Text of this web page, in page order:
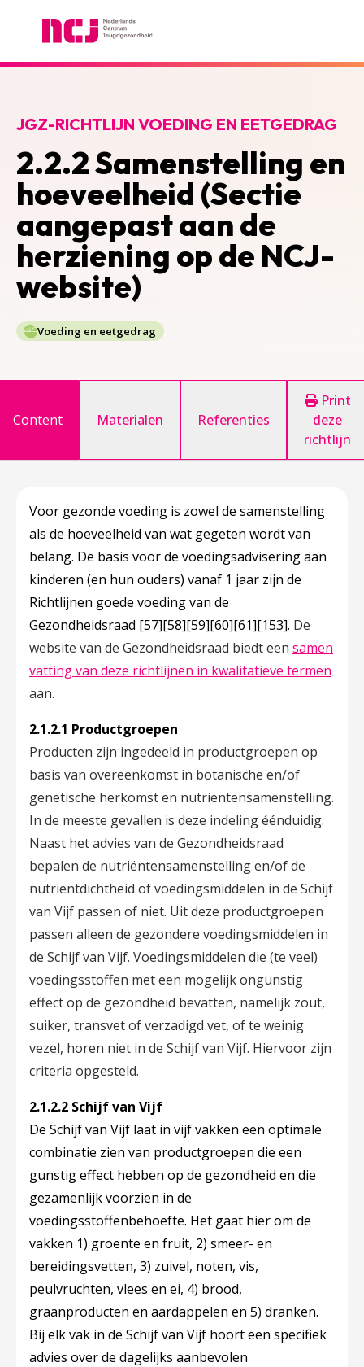
2.2.2 Samenstelling en
hoeveelheid (Sectie
aangepast aan de
herziening op de NCJ-
website)
JGZ-RICHTLIJN VOEDING EN EETGEDRAG
Voeding en eetgedrag
Content Materialen Referenties
Print
deze
richtlijn
Voor gezonde voeding is zowel de samenstelling
als de hoeveelheid van wat gegeten wordt van
belang. De basis voor de voedingsadvisering aan
kinderen (en hun ouders) vanaf 1 jaar zijn de
Richtlijnen goede voeding van de
Gezondheidsraad [57][58][59][60][61][153]. De
website van de Gezondheidsraad biedt een samen
vatting van deze richtlijnen in kwalitatieve termen
aan.
2.1.2.1 Productgroepen
Producten zijn ingedeeld in productgroepen op
basis van overeenkomst in botanische en/of
genetische herkomst en nutriëntensamenstelling.
In de meeste gevallen is deze indeling éénduidig.
Naast het advies van de Gezondheidsraad
bepalen de nutriëntensamenstelling en/of de
nutriëntdichtheid of voedingsmiddelen in de Schijf
van Vijf passen of niet. Uit deze productgroepen
passen alleen de gezondere voedingsmiddelen in
de Schijf van Vijf. Voedingsmiddelen die (te veel)
voedingsstoffen met een mogelijk ongunstig
effect op de gezondheid bevatten, namelijk zout,
suiker, transvet of verzadigd vet, of te weinig
vezel, horen niet in de Schijf van Vijf. Hiervoor zijn
criteria opgesteld.
2.1.2.2 Schijf van Vijf
De Schijf van Vijf laat in vijf vakken een optimale
combinatie zien van productgroepen die een
gunstig effect hebben op de gezondheid en die
gezamenlijk voorzien in de
voedingsstoffenbehoefte. Het gaat hier om de
vakken 1) groente en fruit, 2) smeer- en
bereidingsvetten, 3) zuivel, noten, vis,
peulvruchten, vlees en ei, 4) brood,
graanproducten en aardappelen en 5) dranken.
Bij elk vak in de Schijf van Vijf hoort een specifiek
advies over de dagelijks aanbevolen